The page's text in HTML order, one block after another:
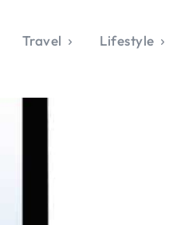
Travel Lifestyle